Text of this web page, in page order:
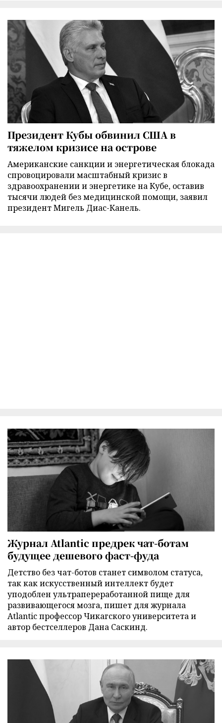
Президент Кубы обвинил США в
тяжелом кризисе на острове
Американские санкции и энергетическая блокада
спровоцировали масштабный кризис в
здравоохранении и энергетике на Кубе, оставив
тысячи людей без медицинской помощи, заявил
президент Мигель Диас-Канель.
Журнал Atlantic предрек чат-ботам
будущее дешевого фаст-фуда
Детство без чат-ботов станет символом статуса,
так как искусственный интеллект будет
уподоблен ультрапереработанной пище для
развивающегося мозга, пишет для журнала
Atlantic профессор Чикагского университета и
автор бестселлеров Дана Саскинд.